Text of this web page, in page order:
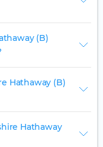
(B)
Hathaway (B)
Hathaway